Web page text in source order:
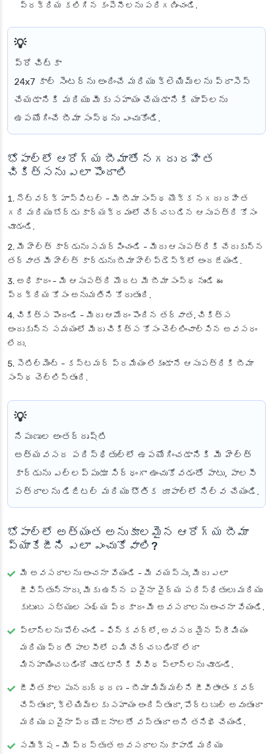
ప్రక్రియ కలిగిన కంపెనీలను పరిగణించండి.
ప్రో చిట్కా
24x7 కాల్ సెంటర్‌ను అందించే మరియు క్లెయిమ్‌లను ప్రాసెస్
చేయడానికి మరియు మీకు సహాయం చేయడానికి యాప్‌లను
ఉపయోగించే బీమా సంస్థను ఎంచుకోండి.
భోపాల్‌లో ఆరోగ్య బీమాతో నగదు రహిత
చికిత్సను ఎలా పొందాలి
నెట్‌వర్క్ హాస్పిటల్ - మీ బీమా సంస్థ యొక్క నగదు రహిత
గది మరియు బోర్డు కార్యక్రమంలో చేర్చబడిన ఆసుపత్రి కోసం
చూడండి.
మీ హెల్త్ కార్డును సమర్పించండి - మీరు ఆసుపత్రికి చేరుకున్న
తర్వాత మీ హెల్త్ కార్డును బీమా హెల్ప్‌డెస్క్‌లో అందజేయండి.
అధికారం - మీ ఆసుపత్రి మొదట మీ బీమా సంస్థ నుండి ఈ
ప్రక్రియ కోసం అనుమతిని కోరుతుంది.
చికిత్స పొందండి - మీరు ఆమోదం పొందిన తర్వాత, చికిత్స
అందుకున్న సమయంలో మీరు చికిత్స కోసం చెల్లించాల్సిన అవసరం
లేదు.
సెటిల్మెంట్ - కస్టమర్ ప్రమేయం లేకుండానే ఆసుపత్రికి బీమా
సంస్థ చెల్లిస్తుంది.
నిపుణుల అంతర్దృష్టి
అత్యవసర పరిస్థితుల్లో ఉపయోగించడానికి మీ హెల్త్
కార్డును ఎల్లప్పుడూ సిద్ధంగా ఉంచుకోవడంతో పాటు, పాలసీ
పత్రాలను డిజిటల్ మరియు భౌతిక రూపాల్లో నిల్వ చేయండి.
భోపాల్‌లో అత్యంత అనుకూలమైన ఆరోగ్య బీమా
ప్యాకేజీని ఎలా ఎంచుకోవాలి?
మీ అవసరాలను అంచనా వేయండి - మీ వయస్సు, మీరు ఎలా
జీవిస్తున్నారు, మీకు ఉన్న ఏవైనా వైద్య పరిస్థితులు మరియు
కుటుంబ సభ్యుల సంఖ్య ప్రకారం మీ అవసరాలను అంచనా వేయండి.
ప్లాన్‌లను పోల్చండి - ఫిన్‌కవర్‌లో, అవసరమైన ప్రీమియం
మరియు ప్రతి పాలసీలో ఏమి చేర్చబడిందో లేదా
మినహాయించబడిందో చూడటానికి వివిధ ప్లాన్‌లను చూడండి.
జీవితకాల పునరుద్ధరణ - బీమా మిమ్మల్ని జీవితాంతం కవర్
చేస్తుందా, క్లెయిమ్‌లకు సహాయం అందిస్తుందా, పోర్టబుల్ అవుతుందా
మరియు ఏవైనా ప్రయోజనాలతో వస్తుందా అని తనిఖీ చేయండి.
సమీక్ష - మీ ప్రస్తుత అవసరాలను కాపాడే మరియు